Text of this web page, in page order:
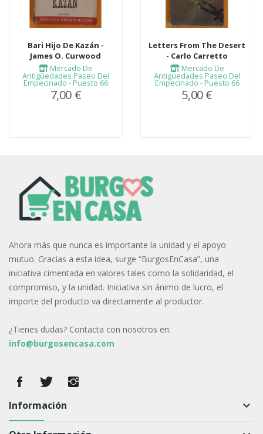
Bari Hijo De Kazán -
James O. Curwood
Mercado De
Antigüedades Paseo Del
Empecinado - Puesto 66
7,00 €
Letters From The Desert
- Carlo Carretto
Mercado De
Antigüedades Paseo Del
Empecinado - Puesto 66
5,00 €
Ahora más que nunca es importante la unidad y el apoyo
mutuo. Gracias a esta idea, surge “BurgosEnCasa”, una
iniciativa cimentada en valores tales como la solidaridad, el
compromiso, y la unidad. Iniciativa sin ánimo de lucro, el
importe del producto va directamente al productor.
¿Tienes dudas? Contacta con nosotros en:
info@burgosencasa.com
Información keyboard_arrow_down